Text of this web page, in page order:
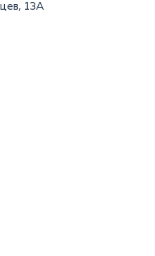
13А